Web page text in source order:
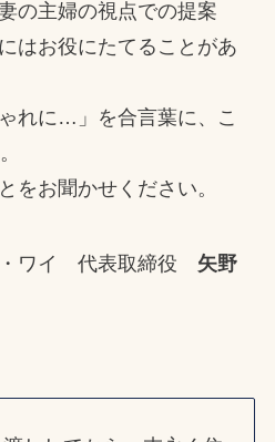
の主婦の視点での提案
はお役にたてることがあ
れに…」を合言葉に、こ
をお聞かせください。
・ワイ 代表取締役 矢野